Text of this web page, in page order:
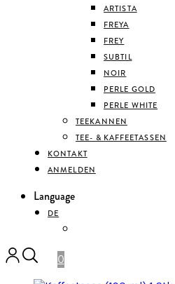
ARTISTA
FREYA
FREY
SUBTIL
NOIR
PERLE GOLD
PERLE WHITE
TEEKANNEN
TEE- & KAFFEETASSEN
KONTAKT
ANMELDEN
Language
DE
0